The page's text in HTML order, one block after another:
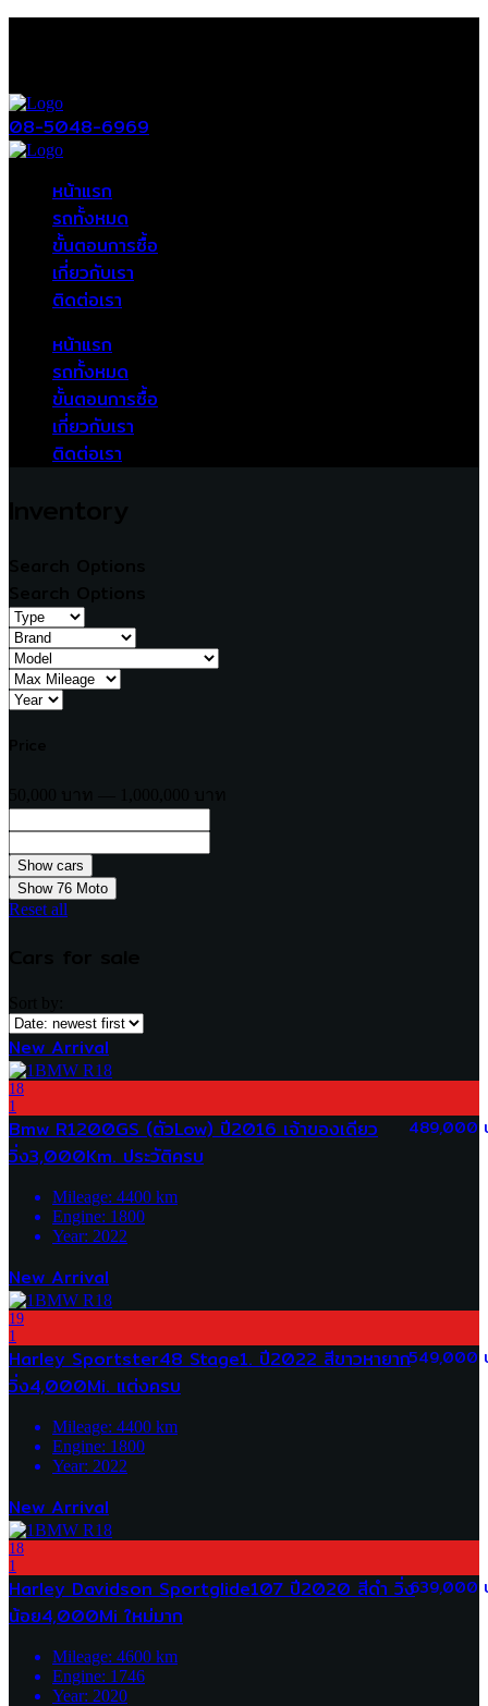
08-5048-6969
หน้าแรก
รถทั้งหมด
ขั้นตอนการซื้อ
เกี่ยวกับเรา
ติดต่อเรา
หน้าแรก
รถทั้งหมด
ขั้นตอนการซื้อ
เกี่ยวกับเรา
ติดต่อเรา
Show 76 Moto
Reset all
New Arrival
18
1
489,000
Bmw R1200GS (ตัวLow) ปี2016 เจ้าของเดียว
วิ่ง3,000Km. ประวัติครบ
Mileage: 4400 km
Engine: 1800
Year: 2022
New Arrival
19
1
549,000
Harley Sportster48 Stage1. ปี2022 สีขาวหายาก
วิ่ง4,000Mi. แต่งครบ
Mileage: 4400 km
Engine: 1800
Year: 2022
New Arrival
18
1
639,000
Harley Davidson Sportglide107 ปี2020 สีดำ วิ่ง
น้อย4,000Mi ใหม่มาก
Mileage: 4600 km
Engine: 1746
Year: 2020